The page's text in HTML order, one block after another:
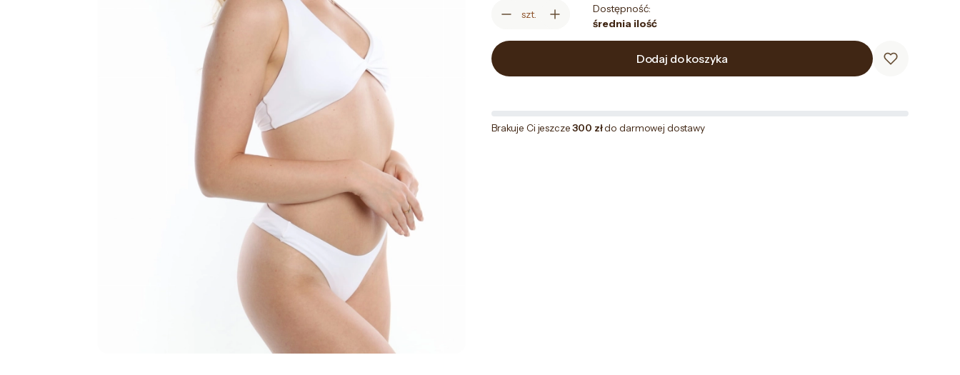
szt.
Dostępność:
średnia ilość
Dodaj do koszyka
Brakuje Ci jeszcze300 złdo darmowej dostawy